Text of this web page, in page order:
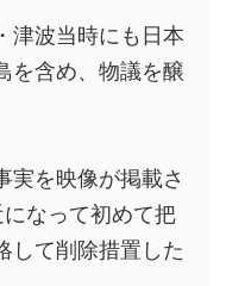
津波当時にも日本
を含め、物議を醸
実を映像が掲載さ
なって初めて把
して削除措置した